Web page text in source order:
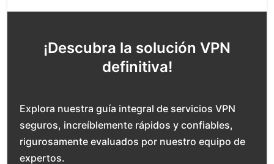
¡Descubra la solución VPN
definitiva!
Explora nuestra guía integral de servicios VPN
seguros, increíblemente rápidos y confiables,
rigurosamente evaluados por nuestro equipo de
expertos.